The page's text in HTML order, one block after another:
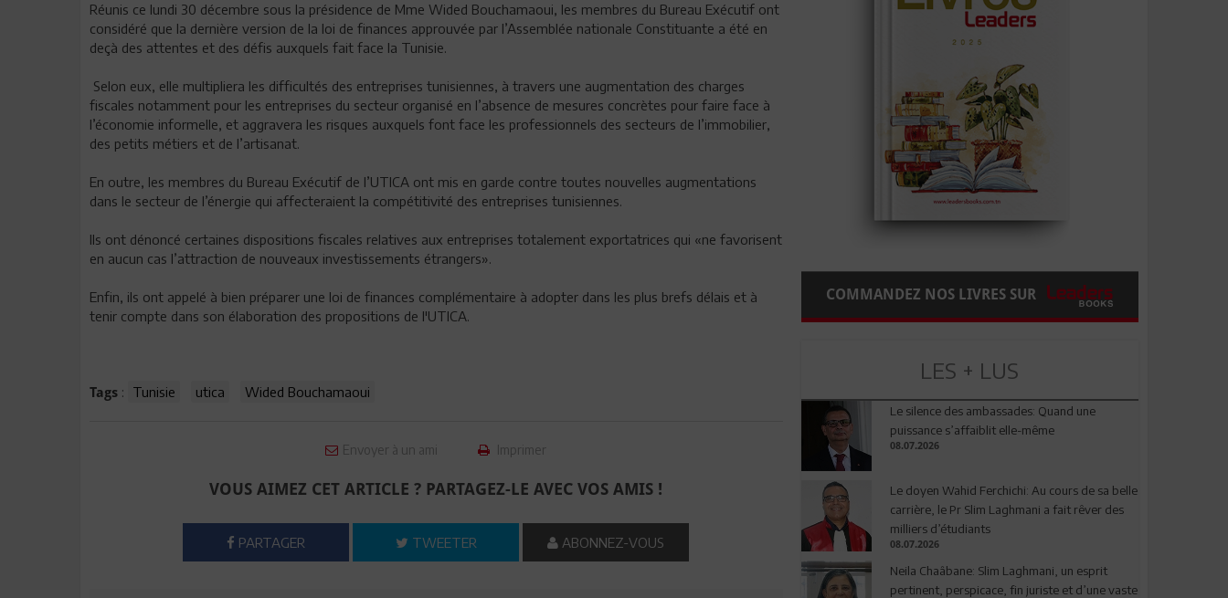
Réunis ce lundi 30 décembre sous la présidence de Mme Wided Bouchamaoui, les membres du Bureau Exécutif ont
considéré que la dernière version de la loi de finances approuvée par l’Assemblée nationale Constituante a été en
deçà des attentes et des défis auxquels fait face la Tunisie.
Selon eux, elle multipliera les difficultés des entreprises tunisiennes, à travers une augmentation des charges
fiscales notamment pour les entreprises du secteur organisé en l’absence de mesures concrètes pour faire face à
l’économie informelle, et aggravera les risques auxquels font face les professionnels des secteurs de l’immobilier,
des petits métiers et de l’artisanat.
En outre, les membres du Bureau Exécutif de l’UTICA ont mis en garde contre toutes nouvelles augmentations
dans le secteur de l’énergie qui affecteraient la compétitivité des entreprises tunisiennes.
Ils ont dénoncé certaines dispositions fiscales relatives aux entreprises totalement exportatrices qui «ne favorisent
en aucun cas l’attraction de nouveaux investissements étrangers».
Enfin, ils ont appelé à bien préparer une loi de finances complémentaire à adopter dans les plus brefs délais et à
tenir compte dans son élaboration des propositions de l'UTICA.
Tags : Tunisie utica Wided Bouchamaoui
Envoyer à un ami Imprimer
VOUS AIMEZ CET ARTICLE ? PARTAGEZ-LE AVEC VOS AMIS !
PARTAGER TWEETER ABONNEZ-VOUS
COMMANDEZ NOS LIVRES SUR
LES + LUS
Le silence des ambassades: Quand une
puissance s’affaiblit elle-même
08.07.2026
Le doyen Wahid Ferchichi: Au cours de sa belle
carrière, le Pr Slim Laghmani a fait rêver des
milliers d’étudiants
08.07.2026
Neila Chaâbane: Slim Laghmani, un esprit
pertinent, perspicace, fin juriste et d’une vaste